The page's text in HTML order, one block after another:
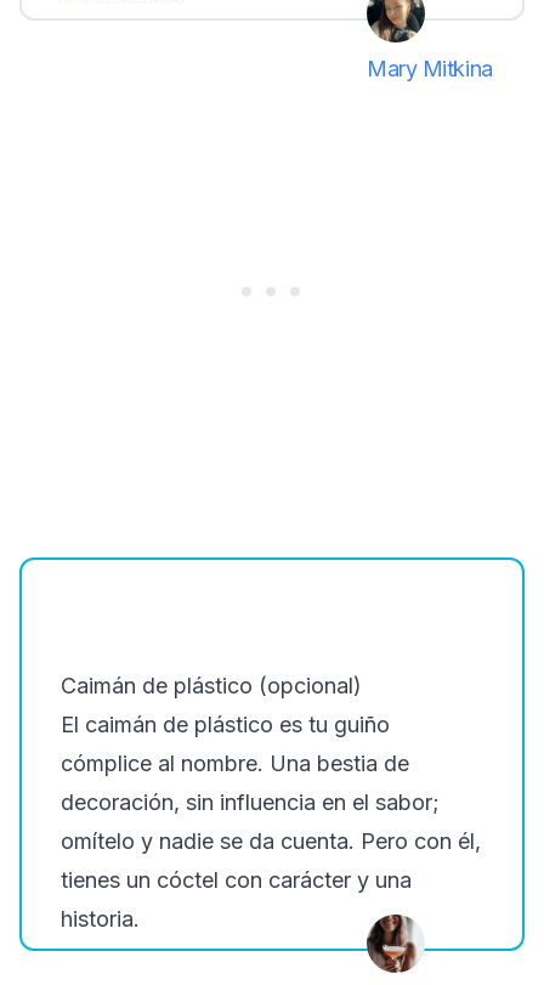
Mary Mitkina
Caimán de plástico (opcional)
El caimán de plástico es tu guiño
cómplice al nombre. Una bestia de
decoración, sin influencia en el sabor;
omítelo y nadie se da cuenta. Pero con él,
tienes un cóctel con carácter y una
historia.